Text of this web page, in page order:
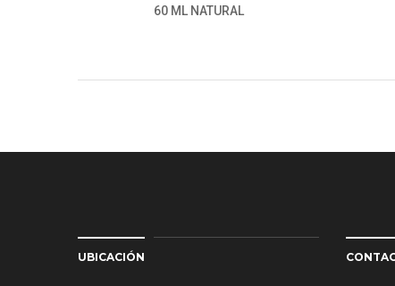
60 ML NATURAL
UBICACIÓN